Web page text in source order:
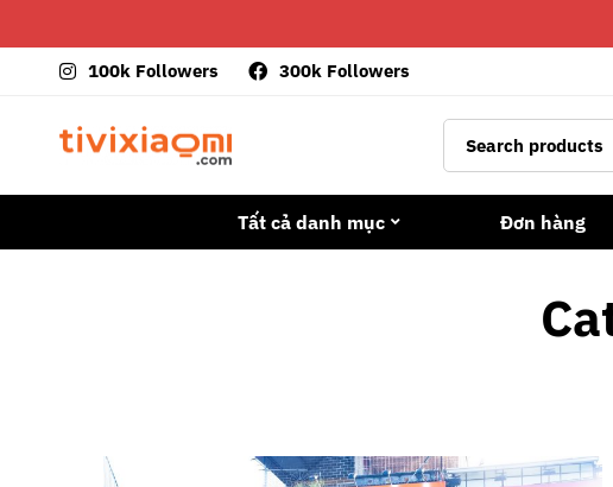
100k Followers 300k Followers
Tất cả danh mục Đơn hàng